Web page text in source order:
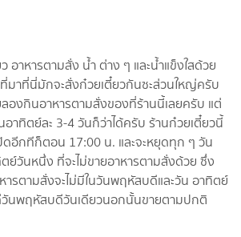
าหารตามสั่ง น้ำ ต่าง ๆ และน้ำแข็งใสด้วย
าที่นี่มักจะสั่งก๋วยเตี๋ยวกันซะส่วนใหญ่ครับ
องกินอาหารตามสั่งของที่ร้านนี้เลยครับ แต่
าทิตย์ละ 3-4 วันก็ว่าได้ครับ ร้านก๋วยเตี๋ยวนี้
อีกทีก็ตอน 17:00 น. และจะหยุดทุก ๆ วัน
วันหนึ่ง ที่จะไม่ขายอาหารตามสั่งด้วย ซึ่ง
รตามสั่งจะไม่มีในวันพฤหัสบดีและวัน อาทิตย์
วันพฤหัสบดีวันเดียวนอกนั้นขายตามปกติ